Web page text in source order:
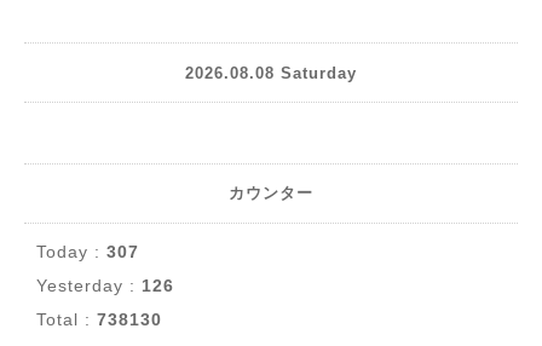
2026.08.08 Saturday
カウンター
Today : 307
Yesterday : 126
Total : 738130